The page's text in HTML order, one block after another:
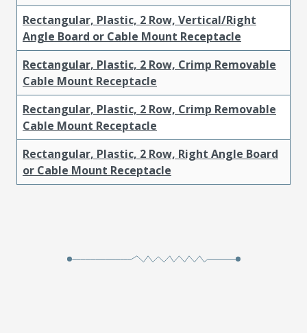
Rectangular, Plastic, 2 Row, Vertical/Right
Angle Board or Cable Mount Receptacle
Rectangular, Plastic, 2 Row, Crimp Removable
Cable Mount Receptacle
Rectangular, Plastic, 2 Row, Crimp Removable
Cable Mount Receptacle
Rectangular, Plastic, 2 Row, Right Angle Board
or Cable Mount Receptacle